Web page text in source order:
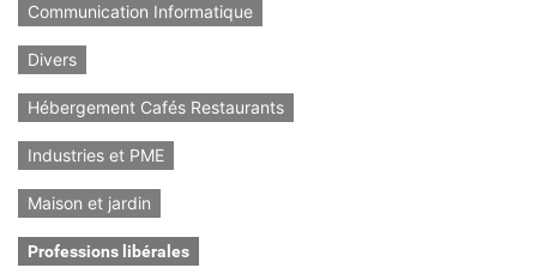
Communication Informatique
Divers
Hébergement Cafés Restaurants
Industries et PME
Maison et jardin
Professions libérales